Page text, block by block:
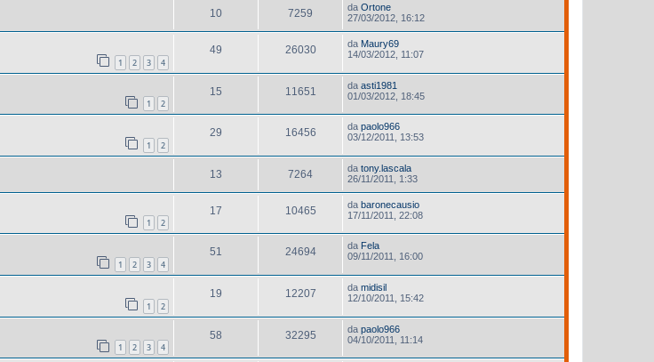
10 7259 da Ortone
27/03/2012, 16:12
1 2 3 4
49 26030 da Maury69
14/03/2012, 11:07
1 2
15 11651 da asti1981
01/03/2012, 18:45
1 2
29 16456 da paolo966
03/12/2011, 13:53
13 7264 da tony.lascala
26/11/2011, 1:33
1 2
17 10465 da baronecausio
17/11/2011, 22:08
1 2 3 4
51 24694 da Fela
09/11/2011, 16:00
1 2
19 12207 da midisil
12/10/2011, 15:42
1 2 3 4
58 32295 da paolo966
04/10/2011, 11:14